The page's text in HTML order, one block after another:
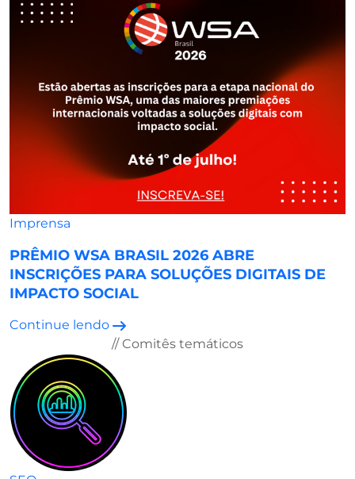
Imprensa
PRÊMIO WSA BRASIL 2026 ABRE
INSCRIÇÕES PARA SOLUÇÕES DIGITAIS DE
IMPACTO SOCIAL
Continue lendo
// Comitês temáticos